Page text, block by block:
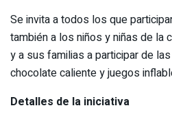
Se invita a todos los que
también a los niños y niñas de la
y a sus familias a participar de
chocolate caliente y juegos
Detalles de la iniciativa